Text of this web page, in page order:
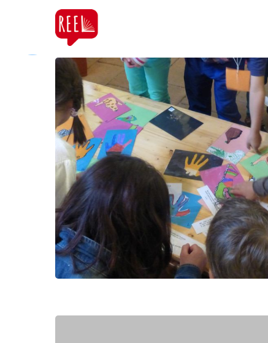
All Posts By
Pascal BRUYEZ